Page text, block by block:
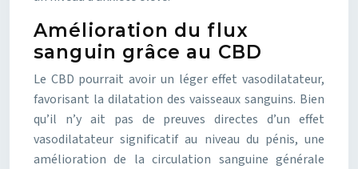
Amélioration du flux
sanguin grâce au CBD
Le CBD pourrait avoir un léger effet vasodilatateur,
favorisant la dilatation des vaisseaux sanguins. Bien
qu’il n’y ait pas de preuves directes d’un effet
vasodilatateur significatif au niveau du pénis, une
amélioration de la circulation sanguine générale